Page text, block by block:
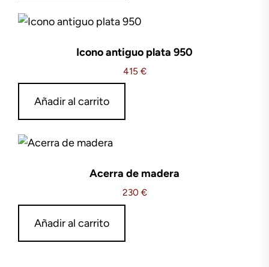
Icono antiguo plata 950
415 €
Añadir al carrito
Acerra de madera
230 €
Añadir al carrito